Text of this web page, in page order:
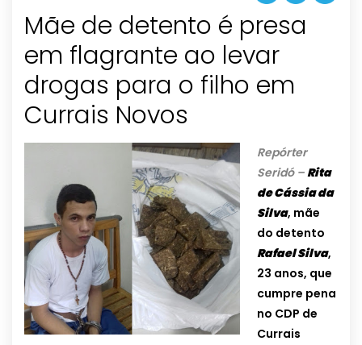
Mãe de detento é presa
em flagrante ao levar
drogas para o filho em
Currais Novos
Repórter
Seridó –Rita
de Cássia da
Silva, mãe
do detento
Rafael Silva,
23 anos, que
cumpre pena
no CDP de
Currais